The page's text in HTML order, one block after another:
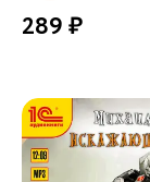
289 ₽